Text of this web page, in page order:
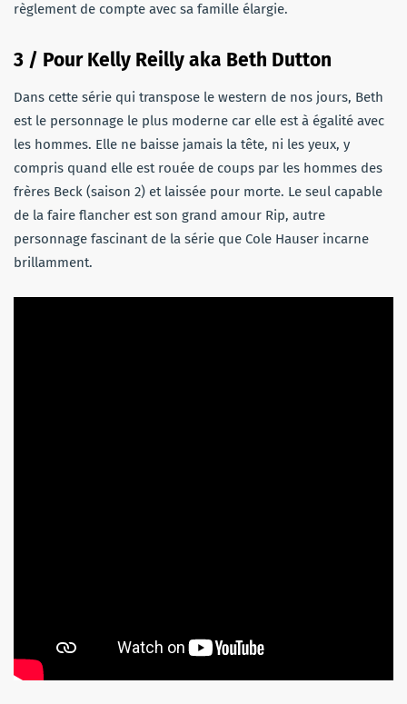
règlement de compte avec sa famille élargie.
3 / Pour Kelly Reilly aka Beth Dutton
Dans cette série qui transpose le western de nos jours, Beth
est le personnage le plus moderne car elle est à égalité avec
les hommes. Elle ne baisse jamais la tête, ni les yeux, y
compris quand elle est rouée de coups par les hommes des
frères Beck (saison 2) et laissée pour morte. Le seul capable
de la faire flancher est son grand amour Rip, autre
personnage fascinant de la série que Cole Hauser incarne
brillamment.